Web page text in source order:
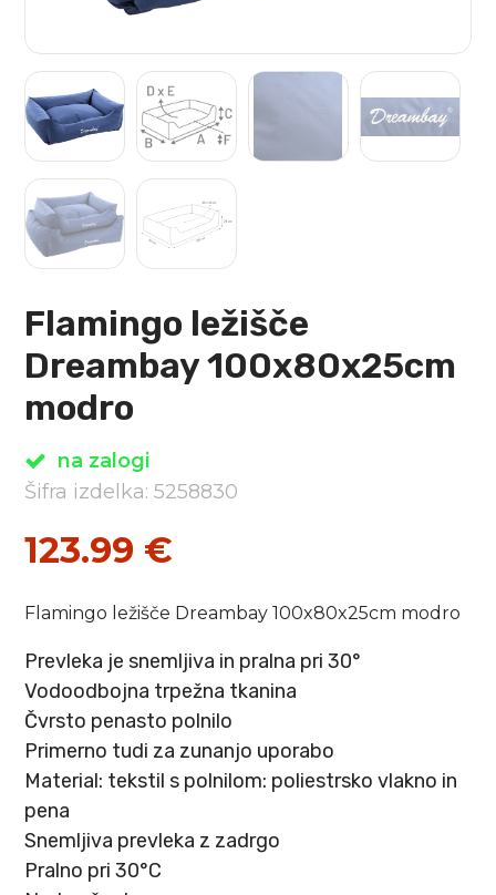
Flamingo ležišče
Dreambay 100x80x25cm
modro
na zalogi
Šifra izdelka: 5258830
123.99 €
Flamingo ležišče Dreambay 100x80x25cm modro
Prevleka je snemljiva in pralna pri 30°
Vodoodbojna trpežna tkanina
Čvrsto penasto polnilo
Primerno tudi za zunanjo uporabo
Material: tekstil s polnilom: poliestrsko vlakno in
pena
Snemljiva prevleka z zadrgo
Pralno pri 30°C